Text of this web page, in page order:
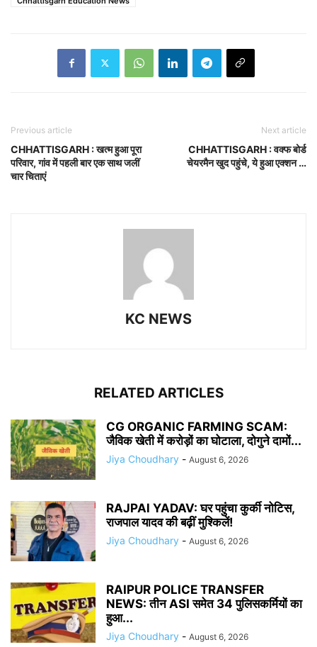
Previous article
CHHATTISGARH : खत्म हुआ पूरा
परिवार, गांव में पहली बार एक साथ जलीं
चार चिताएं
Next article
CHHATTISGARH : वक्फ बोर्ड
चेयरमैन खुद पहुंचे, ये हुआ एक्शन …
KC NEWS
RELATED ARTICLES
CG ORGANIC FARMING SCAM:
जैविक खेती में करोड़ों का घोटाला, दोगुने दामों...
Jiya Choudhary - August 6, 2026
RAJPAl YADAV: घर पहुंचा कुर्की नोटिस,
राजपाल यादव की बढ़ीं मुश्किलें!
Jiya Choudhary - August 6, 2026
RAIPUR POLICE TRANSFER
NEWS: तीन ASI समेत 34 पुलिसकर्मियों का
हुआ...
Jiya Choudhary - August 6, 2026